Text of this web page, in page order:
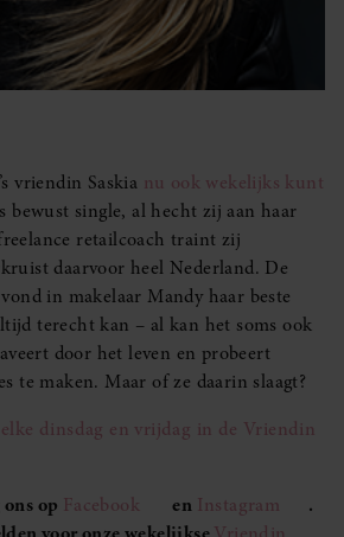
vriendin Saskia nu ook wekelijks kunt
bewust single, al hecht zij aan haar
freelance retailcoach traint zij
daarvoor heel Nederland. De
in makelaar Mandy haar beste
terecht kan – al kan het soms ook
door het leven en probeert
te maken. Maar of ze daarin slaagt?
elke dinsdag en vrijdag in de Vriendin
op Facebook en Instagram
.